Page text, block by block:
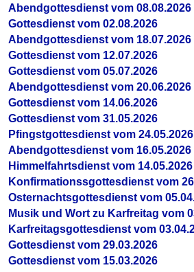
Abendgottesdienst vom 08.08.2026
Gottesdienst vom 02.08.2026
Abendgottesdienst vom 18.07.2026
Gottesdienst vom 12.07.2026
Gottesdienst vom 05.07.2026
Abendgottesdienst vom 20.06.2026
Gottesdienst vom 14.06.2026
Gottesdienst vom 31.05.2026
Pfingstgottesdienst vom 24.05.2026
Abendgottesdienst vom 16.05.2026
Himmelfahrtsdienst vom 14.05.2026
Konfirmationssgottesdienst vom
Osternachtsgottesdienst vom
Musik und Wort zu Karfreitag vom
Karfreitagsgottesdienst vom
Gottesdienst vom 29.03.2026
Gottesdienst vom 15.03.2026